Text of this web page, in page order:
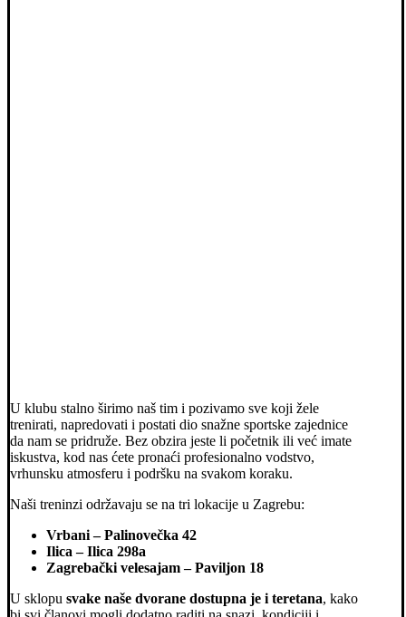
U klubu stalno širimo naš tim i pozivamo sve koji žele
trenirati, napredovati i postati dio snažne sportske zajednice
da nam se pridruže. Bez obzira jeste li početnik ili već imate
iskustva, kod nas ćete pronaći profesionalno vodstvo,
vrhunsku atmosferu i podršku na svakom koraku.
Naši treninzi održavaju se na tri lokacije u Zagrebu:
Vrbani – Palinovečka 42
Ilica – Ilica 298a
Zagrebački velesajam – Paviljon 18
U sklopu svake naše dvorane dostupna je i teretana, kako